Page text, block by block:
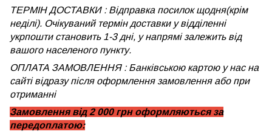
ТЕРМІН ДОСТАВКИ : Відправка посилок щодня(крім
неділі). Очікуваний термін доставки у відділенні
укрпошти становить 1-3 дні, у напрямі залежить від
вашого населеного пункту.
ОПЛАТА ЗАМОВЛЕННЯ : Банківською картою у нас на
сайті відразу після оформлення замовлення або при
отриманні
Замовлення від 2 000 грн оформляються за
передоплатою: